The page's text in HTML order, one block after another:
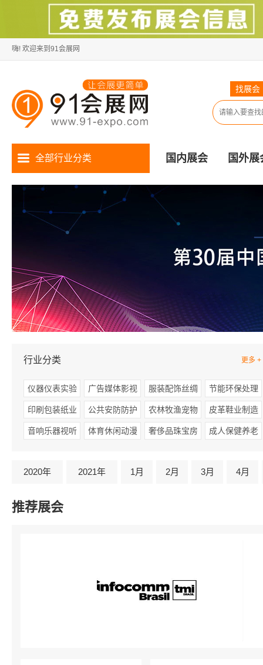
嗨! 欢迎来到91会展网
找展会
全部行业分类 国内展会 国外展
行业分类 更多 +
仪器仪表实验 广告媒体影视 服装配饰丝绸 节能环保处理
印刷包装纸业 公共安防防护 农林牧渔宠物 皮革鞋业制造
音响乐器视听 体育休闲动漫 奢侈品珠宝房 成人保健养老
2020年 2021年 1月 2月 3月 4月
推荐展会